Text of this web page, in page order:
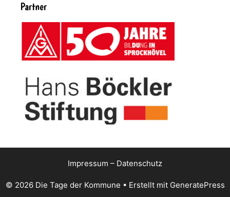
Partner
Impressum – Datenschutz
© 2026 Die Tage der Kommune • Erstellt mit GeneratePress